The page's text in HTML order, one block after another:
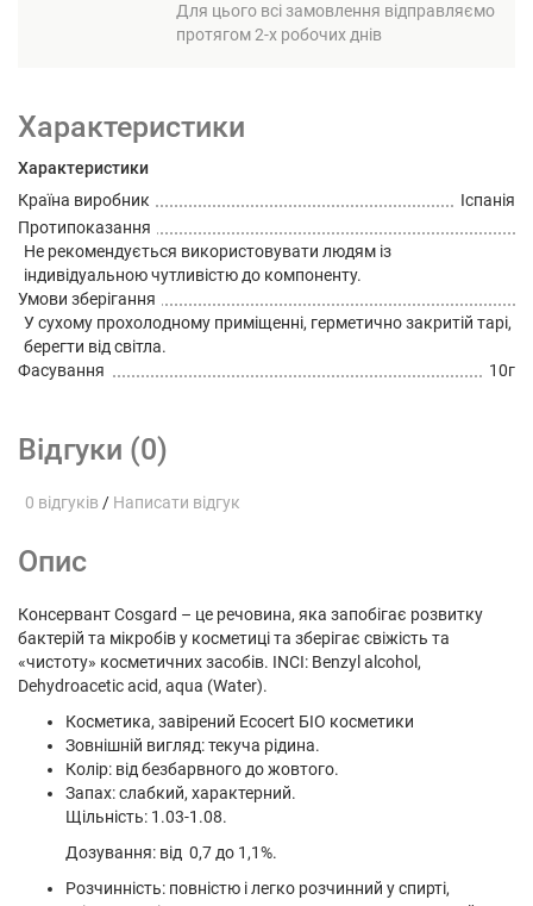
Для цього всі замовлення відправляємо
протягом 2-х робочих днів
Характеристики
Характеристики
Країна виробник
Іспанія
Протипоказання
Не рекомендується використовувати людям із
індивідуальною чутливістю до компоненту.
Умови зберігання
У сухому прохолодному приміщенні, герметично закритій тарі,
берегти від світла.
Фасування
10г
Відгуки (0)
0 відгуків / Написати відгук
Опис
Консервант Cosgard – це речовина, яка запобігає розвитку
бактерій та мікробів у косметиці та зберігає свіжість та
«чистоту» косметичних засобів. INCI: Benzyl alcohol,
Dehydroacetic acid, aqua (Water).
Косметика, завірений Ecocert БІО косметики
Зовнішній вигляд: текуча рідина.
Колір: від безбарвного до жовтого.
Запах: слабкий, характерний.
Щільність: 1.03-1.08.
Дозування: від 0,7 до 1,1%.
Розчинність: повністю і легко розчинний у спирті,